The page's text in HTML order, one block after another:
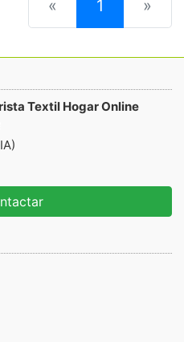
« 1 (current)
»
Textil Hogar Online